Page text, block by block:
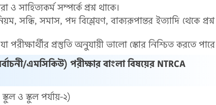
সাহিত্যকর্ম সম্পর্কে প্রশ্ন থাকে।
সন্ধি, সমাস, পদ বিশ্লেষণ, বাক্যরূপান্তর ইত্যাদি থেকে
প্রস্তুতি অনুযায়ী ভালো স্কোর নিশ্চিত করতে
এমসিকিউ) পরীক্ষার বাংলা বিষয়ের NTRCA
ও স্কুল পর্যায়-২)